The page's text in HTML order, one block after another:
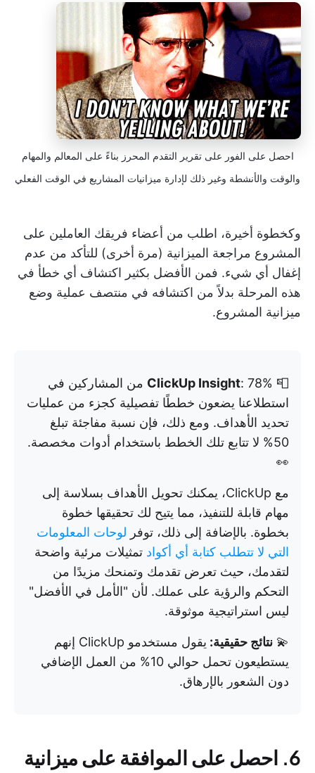
احصل على الفور على تقرير التقدم المحرز بناءً على المعالم والمهام
والوقت والأنشطة وغير ذلك لإدارة ميزانيات المشاريع في الوقت الفعلي
وكخطوة أخيرة، اطلب من أعضاء فريقك العاملين على
المشروع مراجعة الميزانية (مرة أخرى) للتأكد من عدم
إغفال أي شيء. فمن الأفضل بكثير اكتشاف أي خطأ في
هذه المرحلة بدلاً من اكتشافه في منتصف عملية وضع
ميزانية المشروع.
📮
ClickUp Insight : 78% من المشاركين في
استطلاعنا يضعون خططًا تفصيلية كجزء من عمليات
تحديد الأهداف. ومع ذلك، فإن نسبة مفاجئة تبلغ
50% لا تتابع تلك الخطط باستخدام أدوات مخصصة.
👀
مع ClickUp، يمكنك تحويل الأهداف بسلاسة إلى
مهام قابلة للتنفيذ، مما يتيح لك تحقيقها خطوة
بخطوة. بالإضافة إلى ذلك، توفر لوحات المعلومات
التي لا تتطلب كتابة أي أكواد تمثيلات مرئية واضحة
لتقدمك، حيث تعرض تقدمك وتمنحك مزيدًا من
التحكم والرؤية على عملك. لأن "الأمل في الأفضل"
ليس استراتيجية موثوقة.
💫 نتائج حقيقية:
يقول مستخدمو ClickUp إنهم
يستطيعون تحمل حوالي 10% من العمل الإضافي
دون الشعور بالإرهاق.
6. احصل على الموافقة على ميزانية